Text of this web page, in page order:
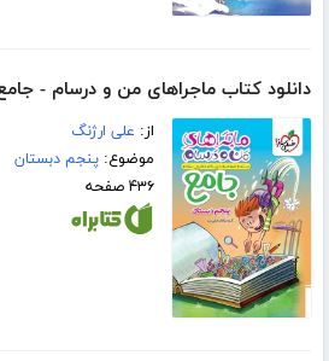
دانلود کتاب ماجراهای من و درسام -
از: علی ارژنگ
موضوع:پنجم دبستان
۴۳۶ صفحه